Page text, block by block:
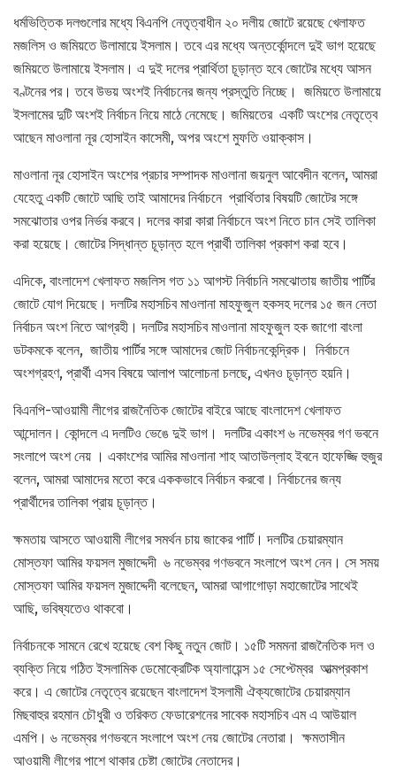
ধর্মভিত্তিক দলগুলোর মধ্যে বিএনপি নেতৃত্বাধীন ২০ দলীয় জোটে রয়েছে খেলাফত
মজলিস ও জমিয়তে উলামায়ে ইসলাম। তবে এর মধ্যে অন্তর্কোন্দলে দুই ভাগ হয়েছে
জমিয়তে উলামায়ে ইসলাম। এ দুই দলের প্রার্থিতা চূড়ান্ত হবে জোটের মধ্যে আসন
বণ্টনের পর। তবে উভয় অংশই নির্বাচনের জন্য প্রস্তুতি নিচ্ছে। জমিয়তে উলামায়ে
ইসলামের দুটি অংশই নির্বাচন নিয়ে মাঠে নেমেছে। জমিয়তের একটি অংশের নেতৃত্বে
আছেন মাওলানা নূর হোসাইন কাসেমী, অপর অংশে মুফতি ওয়াক্কাস।
মাওলানা নূর হোসাইন অংশের প্রচার সম্পাদক মাওলানা জয়নুল আবেদীন বলেন, আমরা
যেহেতু একটি জোটে আছি তাই আমাদের নির্বাচনে প্রার্থিতার বিষয়টি জোটের সঙ্গে
সমঝোতার ওপর নির্ভর করবে। দলের কারা কারা নির্বাচনে অংশ নিতে চান সেই তালিকা
করা হয়েছে। জোটের সিদ্ধান্ত চূড়ান্ত হলে প্রার্থী তালিকা প্রকাশ করা হবে।
এদিকে, বাংলাদেশ খেলাফত মজলিস গত ১১ আগস্ট নির্বাচনি সমঝোতায় জাতীয় পার্টির
জোটে যোগ দিয়েছে। দলটির মহাসচিব মাওলানা মাহফুজুল হকসহ দলের ১৫ জন নেতা
নির্বাচন অংশ নিতে আগ্রহী। দলটির মহাসচিব মাওলানা মাহফুজুল হক জাগো বাংলা
ডটকমকে বলেন, জাতীয় পার্টির সঙ্গে আমাদের জোট নির্বাচনকেন্দ্রিক। নির্বাচনে
অংশগ্রহণ, প্রার্থী এসব বিষয়ে আলাপ আলোচনা চলছে, এখনও চূড়ান্ত হয়নি।
বিএনপি-আওয়ামী লীগের রাজনৈতিক জোটের বাইরে আছে বাংলাদেশ খেলাফত
আন্দোলন। কোন্দলে এ দলটিও ভেঙে দুই ভাগ। দলটির একাংশ ৬ নভেম্বর গণ ভবনে
সংলাপে অংশ নেয় । একাংশের আমির মাওলানা শাহ আতাউল্লাহ ইবনে হাফেজ্জি হুজুর
বলেন, আমরা আমাদের মতো করে এককভাবে নির্বাচন করবো। নির্বাচনের জন্য
প্রার্থীদের তালিকা প্রায় চূড়ান্ত।
ক্ষমতায় আসতে আওয়ামী লীগের সমর্থন চায় জাকের পার্টি। দলটির চেয়ারম্যান
মোস্তফা আমির ফয়সল মুজাদ্দেদী ৬ নভেম্বর গণভবনে সংলাপে অংশ নেন। সে সময়
মোস্তফা আমির ফয়সল মুজাদ্দেদী বলেছেন, আমরা আগাগোড়া মহাজোটের সাথেই
আছি, ভবিষ্যতেও থাকবো।
নির্বাচনকে সামনে রেখে হয়েছে বেশ কিছু নতুন জোট। ১৫টি সমমনা রাজনৈতিক দল ও
ব্যক্তি নিয়ে গঠিত ইসলামিক ডেমোক্রেটিক অ্যালায়েন্স ১৫ সেপ্টেম্বর আত্মপ্রকাশ
করে। এ জোটের নেতৃত্বে রয়েছেন বাংলাদেশ ইসলামী ঐক্যজোটের চেয়ারম্যান
মিছবাহুর রহমান চৌধুরী ও তরিকত ফেডারেশনের সাবেক মহাসচিব এম এ আউয়াল
এমপি। ৬ নভেম্বর গণভবনে সংলাপে অংশ নেয় জোটের নেতারা। ক্ষমতাসীন
আওয়ামী লীগের পাশে থাকার চেষ্টা জোটের নেতাদের।